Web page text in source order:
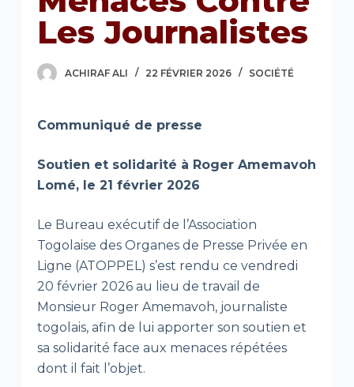
Les Journalistes
ACHIRAF ALI 22 FÉVRIER 2026 SOCIÉTÉ
Communiqué de presse
Soutien et solidarité à Roger Amemavoh
Lomé, le 21 février 2026
Le Bureau exécutif de l’Association
Togolaise des Organes de Presse Privée en
Ligne (ATOPPEL) s’est rendu ce vendredi
20 février 2026 au lieu de travail de
Monsieur Roger Amemavoh, journaliste
togolais, afin de lui apporter son soutien et
sa solidarité face aux menaces répétées
dont il fait l’objet.